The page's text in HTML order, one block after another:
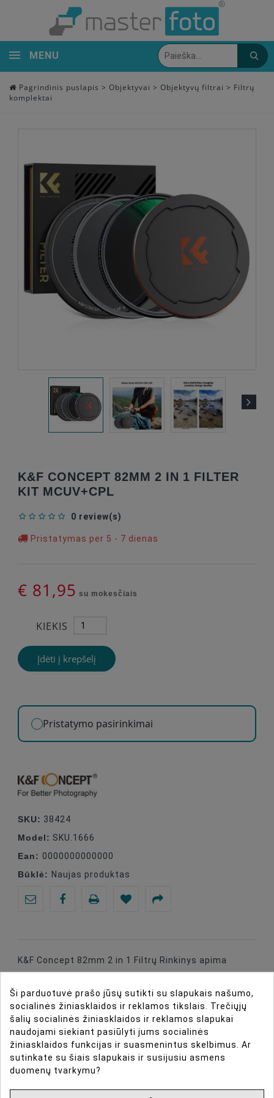
MENU
Pagrindinis puslapis > Objektyvai > Objektyvų filtrai > Filtrų
komplektai
K&F CONCEPT 82MM 2 IN 1 FILTER
KIT MCUV+CPL
0 review(s)
Pristatymas per 5 - 7 dienas
€ 81,95 su mokesčiais
KIEKIS
Įdėti į krepšelį
Pristatymo pasirinkimai
SKU: 38424
Model: SKU.1666
Ean: 0000000000000
Būklė: Naujas produktas
K&F Concept 82mm 2 in 1 Filtrų Rinkinys apima
DIRBTINIO INTELEKTO ASISTENTAS
DAUGIAU INFORMACIJOS
Ši parduotuvė prašo jūsų sutikti su slapukais našumo,
socialinės žiniasklaidos ir reklamos tikslais. Trečiųjų
šalių socialinės žiniasklaidos ir reklamos slapukai
naudojami siekiant pasiūlyti jums socialinės
žiniasklaidos funkcijas ir suasmenintus skelbimus. Ar
sutinkate su šiais slapukais ir susijusiu asmens
duomenų tvarkymu?